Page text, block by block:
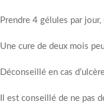
Prendre 4 gélules par
Une cure de deux mois
Déconseillé en cas
Il est conseillé de ne pas